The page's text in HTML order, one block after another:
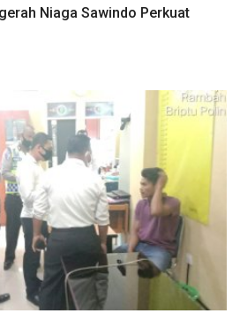
Niaga Sawindo Perkuat